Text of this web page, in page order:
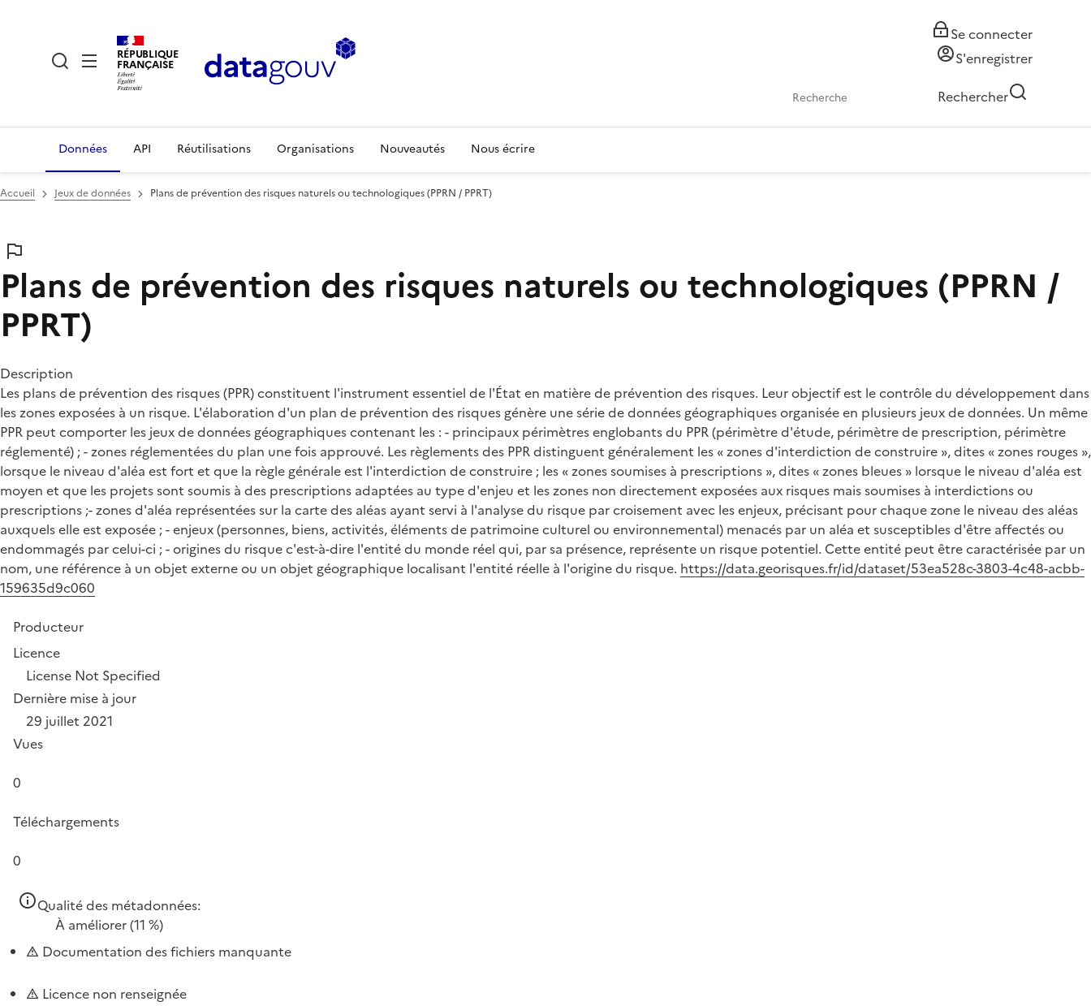
RÉPUBLIQUE
FRANÇAISE
Se connecter
S'enregistrer
Rechercher
Données API Réutilisations Organisations Nouveautés Nous écrire
Accueil Jeux de données Plans de prévention des risques naturels ou technologiques (PPRN / PPRT)
Plans de prévention des risques naturels ou technologiques (PPRN /
PPRT)
Description
Les plans de prévention des risques (PPR) constituent l'instrument essentiel de l'État en matière de prévention des risques. Leur objectif est le contrôle du développement dans
les zones exposées à un risque. L'élaboration d'un plan de prévention des risques génère une série de données géographiques organisée en plusieurs jeux de données. Un même
PPR peut comporter les jeux de données géographiques contenant les : - principaux périmètres englobants du PPR (périmètre d'étude, périmètre de prescription, périmètre
réglementé) ; - zones réglementées du plan une fois approuvé. Les règlements des PPR distinguent généralement les « zones d'interdiction de construire », dites « zones rouges »,
lorsque le niveau d'aléa est fort et que la règle générale est l'interdiction de construire ; les « zones soumises à prescriptions », dites « zones bleues » lorsque le niveau d'aléa est
moyen et que les projets sont soumis à des prescriptions adaptées au type d'enjeu et les zones non directement exposées aux risques mais soumises à interdictions ou
prescriptions ;- zones d'aléa représentées sur la carte des aléas ayant servi à l'analyse du risque par croisement avec les enjeux, précisant pour chaque zone le niveau des aléas
auxquels elle est exposée ; - enjeux (personnes, biens, activités, éléments de patrimoine culturel ou environnemental) menacés par un aléa et susceptibles d'être affectés ou
endommagés par celui-ci ; - origines du risque c'est-à-dire l'entité du monde réel qui, par sa présence, représente un risque potentiel. Cette entité peut être caractérisée par un
nom, une référence à un objet externe ou un objet géographique localisant l'entité réelle à l'origine du risque. https://data.georisques.fr/id/dataset/53ea528c-3803-4c48-acbb-
159635d9c060
Producteur
Licence
License Not Specified
Dernière mise à jour
29 juillet 2021
Vues
0
Téléchargements
0
Qualité des métadonnées:
À améliorer(11 %)
Documentation des fichiers manquante
Licence non renseignée